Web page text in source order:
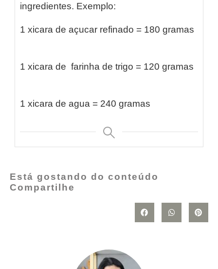
ingredientes. Exemplo:
1 xicara de açucar refinado = 180 gramas
1 xicara de farinha de trigo = 120 gramas
1 xicara de agua = 240 gramas
Está gostando do conteúdo
Compartilhe